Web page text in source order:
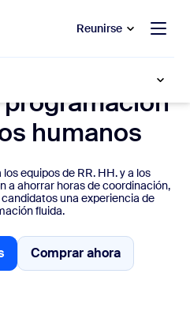
Reunirse
humanos
equipos de RR. HH. y a los
a ahorrar horas de coordinación,
una experiencia de
fluida.
gratis
Comprar ahora
Comprar ahora